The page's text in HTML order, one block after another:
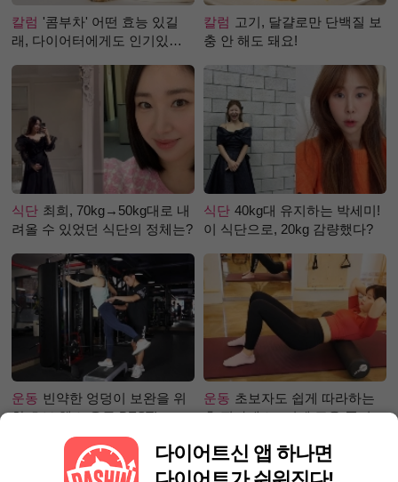
칼럼 '콤부차' 어떤 효능 있길
래, 다이어터에게도 인기있는
칼럼 고기, 달걀로만 단백질 보
충 안 해도 돼요!
식단 최희, 70kg→50kg대로 내
려올 수 있었던 식단의 정체는?
식단 40kg대 유지하는 박세미!
이 식단으로, 20kg 감량했다?
운동 빈약한 엉덩이 보완을 위
한 초보 헬스 운동 BEST!
운동 초보자도 쉽게 따라하는
홈 필라테스 –어깨 근육 풀어주
다이어트신 앱 하나면